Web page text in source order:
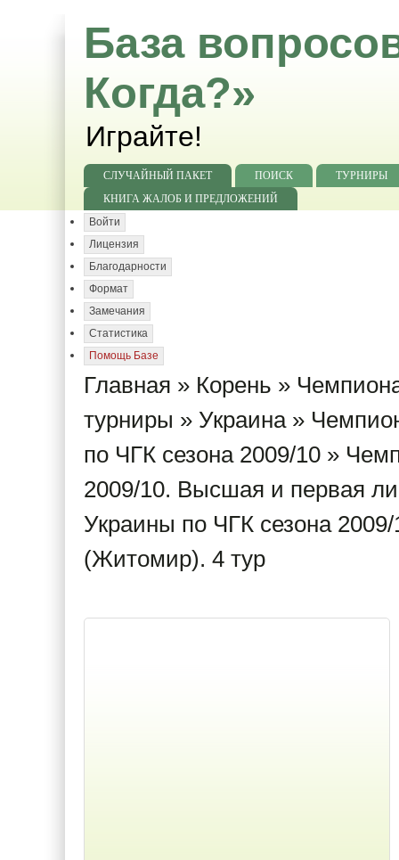
База
Когда?»
Играйте!
СЛУЧАЙНЫЙ ПАКЕТ ПОИСК
ТУРНИРЫ
КНИГА ЖАЛОБ И ПРЕДЛОЖЕНИЙ
Войти
Лицензия
Благодарности
Формат
Замечания
Статистика
Помощь Базе
Главная » Корень »
турниры » Украина»
по ЧГК сезона 2009/10 »
2009/10. Высшая и первая
Украины по ЧГК сезона
(Житомир). 4 тур